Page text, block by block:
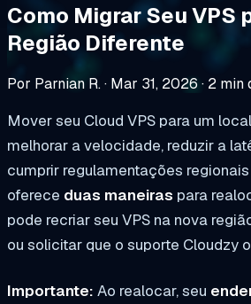
Como Migrar Seu VPS
Região Diferente
Por Parnian R.· Mar 31, 2026· 2 min
Mover seu Cloud VPS para um
melhorar a velocidade, reduzir a
cumprir regulamentações
oferece duas maneiras para
pode recriar seu VPS na nova
ou solicitar que o suporte Cloudzy
Importante: Ao realocar, seu